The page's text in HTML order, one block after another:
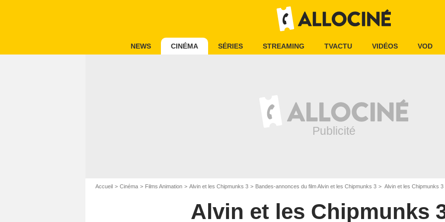
NEWS CINÉMA SÉRIES STREAMING TVACTU VIDÉOS VOD
Accueil Cinéma Films Animation Alvin et les Chipmunks 3 Bandes-annonces du film Alvin et les Chipmunks 3 Alvin et les Chipmunks
Alvin et les Chipmunks